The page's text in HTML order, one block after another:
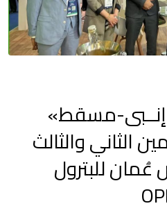
مسقط»
الثاني والثالث
للبترول